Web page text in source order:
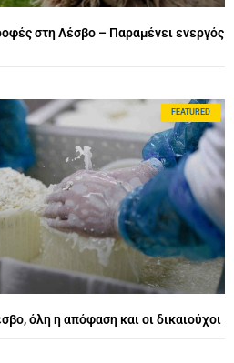
στη Λέσβο – Παραμένει ενεργός
FEATURED
όλη η απόφαση και οι δικαιούχοι